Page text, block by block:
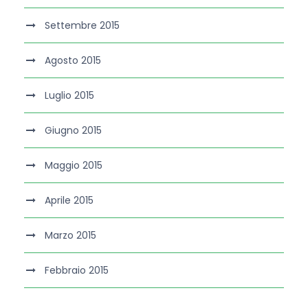
Settembre 2015
Agosto 2015
Luglio 2015
Giugno 2015
Maggio 2015
Aprile 2015
Marzo 2015
Febbraio 2015